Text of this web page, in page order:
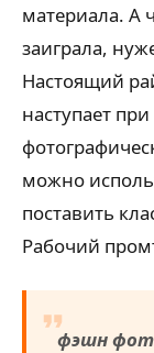
материала. А
заиграла,
Настоящий
наступает
можно
поставить
Рабочий
фэшн